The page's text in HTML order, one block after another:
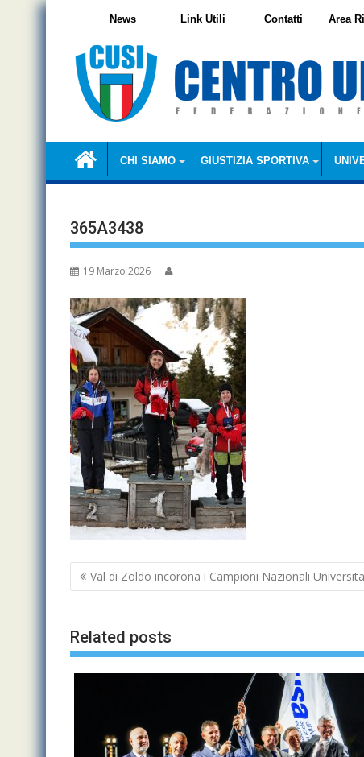
Skip
CHI SIAMO GIUSTIZIA SPORTIVA
News Link Utili Contatti Area
365A3438
19 Marzo 2026
Navigazione
articoli
Val di Zoldo incorona i Campioni Nazionali
Related posts